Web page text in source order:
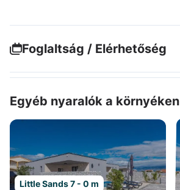
Foglaltság / Elérhetőség
Egyéb nyaralók a környéken
Little Sands 7 - 0 m